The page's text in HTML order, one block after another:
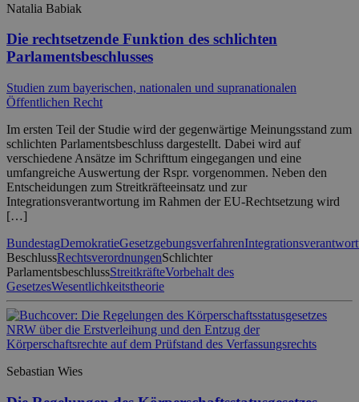
Natalia Babiak
Die rechtsetzende Funktion des schlichten
Parlamentsbeschlusses
Studien zum bayerischen, nationalen und supranationalen
Öffentlichen Recht
Im ersten Teil der Studie wird der gegenwärtige Meinungsstand zum
schlichten Parlamentsbeschluss dargestellt. Dabei wird auf
verschiedene Ansätze im Schrifttum eingegangen und eine
umfangreiche Auswertung der Rspr. vorgenommen. Neben den
Entscheidungen zum Streitkräfteeinsatz und zur
Integrationsverantwortung im Rahmen der EU-Rechtsetzung wird
[…]
BundestagDemokratieGesetzgebungsverfahren
BeschlussRechtsverordnungenSchlichter
ParlamentsbeschlussStreitkräfteVorbehalt des
GesetzesWesentlichkeitstheorie
Sebastian Wies